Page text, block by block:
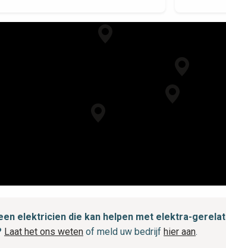
elektricien die kan helpen met elektra-
Laat het ons weten of meld uw bedrijf hier aan.